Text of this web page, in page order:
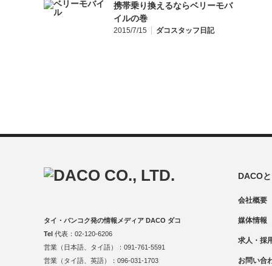
携帯乗り換えるならベリーモバ
イルの巻
2015/7/15 ダコスタッフ日記
DACO
会社概要
媒体情報
求人・採
お問い合
タイ・バンコク発の情報メディア DACO ダコ
Tel 代表：02-120-6206
営業（日本語、タイ語）：091-761-5591
営業（タイ語、英語）：096-031-1703